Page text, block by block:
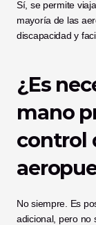
Sí, se permite
mayoría de las
discapacidad y
¿Es
mano
control
No siempre. Es
adicional, pero no